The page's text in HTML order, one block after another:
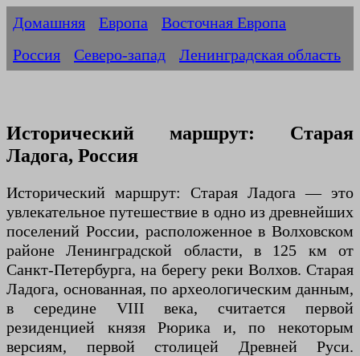
Домашняя Европа
Восточная Европа
Россия
Северо-запад Ленинградская область
Исторический маршрут: Старая
Ладога, Россия
Исторический маршрут: Старая Ладога — это
увлекательное путешествие в одно из древнейших
поселений России, расположенное в Волховском
районе Ленинградской области, в 125 км от
Санкт-Петербурга, на берегу реки Волхов. Старая
Ладога, основанная, по археологическим данным,
в середине VIII века, считается первой
резиденцией князя Рюрика и, по некоторым
версиям, первой столицей Древней Руси.